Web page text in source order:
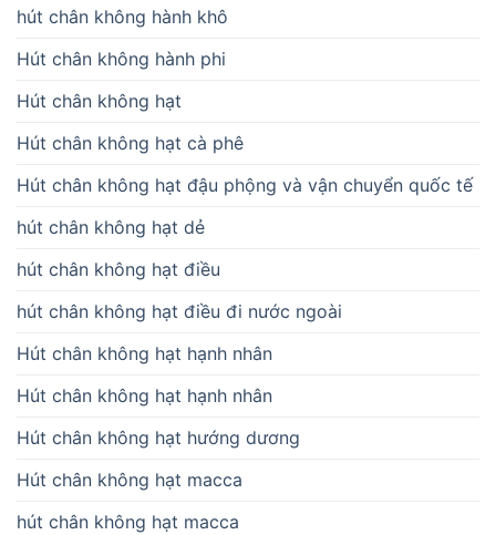
hút chân không hành khô
Hút chân không hành phi
Hút chân không hạt
Hút chân không hạt cà phê
Hút chân không hạt đậu phộng và vận chuyển quốc tế
hút chân không hạt dẻ
hút chân không hạt điều
hút chân không hạt điều đi nước ngoài
Hút chân không hạt hạnh nhân
Hút chân không hạt hạnh nhân
Hút chân không hạt hướng dương
Hút chân không hạt macca
hút chân không hạt macca